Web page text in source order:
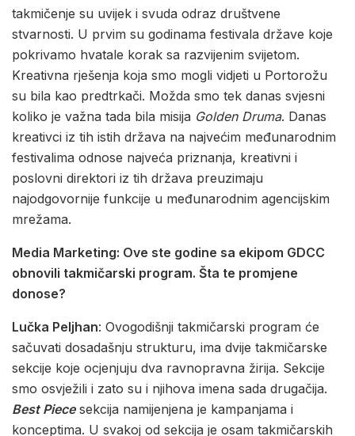
takmičenje su uvijek i svuda odraz društvene
stvarnosti. U prvim su godinama festivala države koje
pokrivamo hvatale korak sa razvijenim svijetom.
Kreativna rješenja koja smo mogli vidjeti u Portorožu
su bila kao predtrkači. Možda smo tek danas svjesni
koliko je važna tada bila misija Golden Druma. Danas
kreativci iz tih istih država na najvećim međunarodnim
festivalima odnose najveća priznanja, kreativni i
poslovni direktori iz tih država preuzimaju
najodgovornije funkcije u međunarodnim agencijskim
mrežama.
Media Marketing: Ove ste godine sa ekipom GDCC
obnovili takmičarski program. Šta te promjene
donose?
Lučka Peljhan: Ovogodišnji takmičarski program će
sačuvati dosadašnju strukturu, ima dvije takmičarske
sekcije koje ocjenjuju dva ravnopravna žirija. Sekcije
smo osvježili i zato su i njihova imena sada drugačija.
Best Piecesekcija namijenjena je kampanjama i
konceptima. U svakoj od sekcija je osam takmičarskih